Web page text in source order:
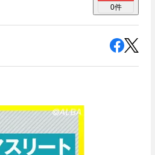
0件